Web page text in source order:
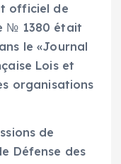
officiel de
№ 1380 était
le «Journal
Lois et
organisations
de
Défense des